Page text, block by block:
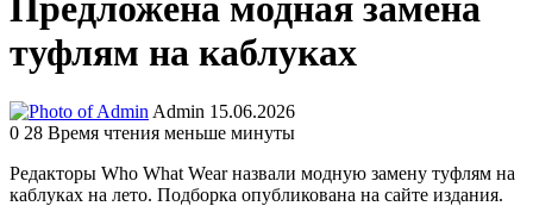
Предложена модная замена
туфлям на каблуках
Admin Send
an
15.06.2026
0 28 Время чтения меньше минуты
Редакторы Who What Wear назвали модную замену туфлям на
каблуках на лето. Подборка опубликована на сайте издания.